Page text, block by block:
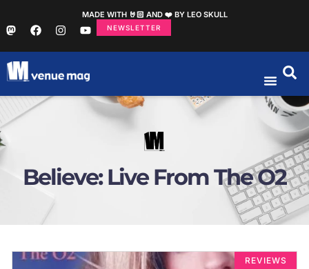
MADE WITH 🤘🏻 AND ❤️ BY LEO SKULL
NEWSLETTER
Believe: Live From The O2
REVIEWS